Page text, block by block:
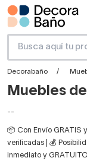
Decorabaño
Muebles
--
📦 Con Envío GRATIS
verificadas | 💰
inmediato y GRATUITO